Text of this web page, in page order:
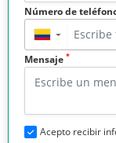
Número de
▼
Mensaje *
Acepto recibir